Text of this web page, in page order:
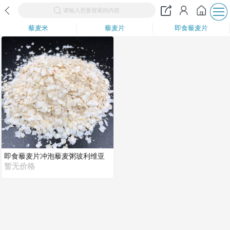
请输入您要搜索的内容
藜麦米 藜麦片 即食藜麦片
即食藜麦片冲泡藜麦粥玻利维亚
进口皇家藜麦白藜麦片宝宝辅食
暂无价格